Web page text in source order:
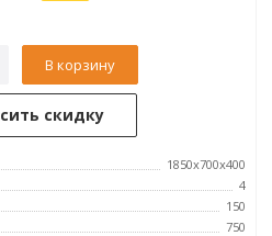
В корзину
скидку
1850x700x400
4
150
750